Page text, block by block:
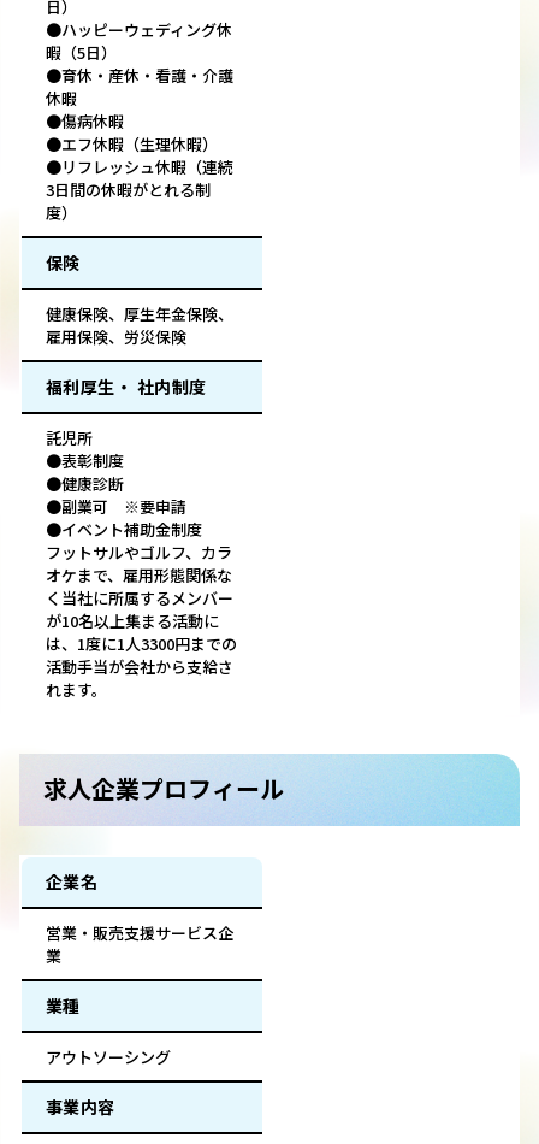
日）
●ハッピーウェディング休
暇（5日）
●育休・産休・看護・介護
休暇
●傷病休暇
●エフ休暇（生理休暇）
●リフレッシュ休暇（連続
3日間の休暇がとれる制
度）
保険
健康保険、厚生年金保険、
雇用保険、労災保険
福利厚生・ 社内制度
託児所
●表彰制度
●健康診断
●副業可 ※要申請
●イベント補助金制度
フットサルやゴルフ、カラ
オケまで、雇用形態関係な
く当社に所属するメンバー
が10名以上集まる活動に
は、1度に1人3300円までの
活動手当が会社から支給さ
れます。
求人企業プロフィール
企業名
営業・販売支援サービス企
業
業種
アウトソーシング
事業内容